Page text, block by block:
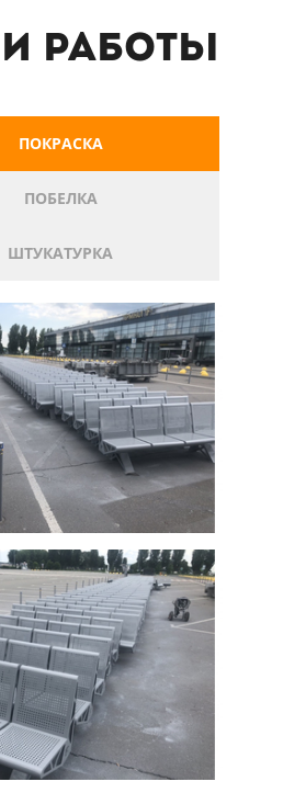
работы
ПОКРАСКА
ПОБЕЛКА
ШТУКАТУРКА